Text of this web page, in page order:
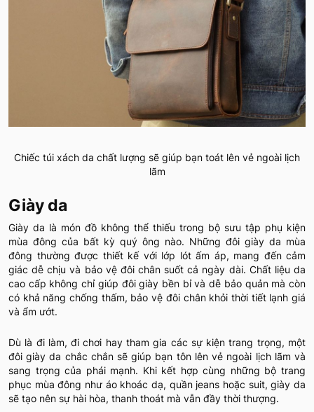
Chiếc túi xách da chất lượng sẽ giúp bạn toát lên vẻ ngoài lịch
lãm
Giày da
Giày da là món đồ không thể thiếu trong bộ sưu tập phụ kiện
mùa đông của bất kỳ quý ông nào. Những đôi giày da mùa
đông thường được thiết kế với lớp lót ấm áp, mang đến cảm
giác dễ chịu và bảo vệ đôi chân suốt cả ngày dài. Chất liệu da
cao cấp không chỉ giúp đôi giày bền bỉ và dễ bảo quản mà còn
có khả năng chống thấm, bảo vệ đôi chân khỏi thời tiết lạnh giá
và ẩm ướt.
Dù là đi làm, đi chơi hay tham gia các sự kiện trang trọng, một
đôi giày da chắc chắn sẽ giúp bạn tôn lên vẻ ngoài lịch lãm và
sang trọng của phái mạnh. Khi kết hợp cùng những bộ trang
phục mùa đông như áo khoác dạ, quần jeans hoặc suit, giày da
sẽ tạo nên sự hài hòa, thanh thoát mà vẫn đầy thời thượng.